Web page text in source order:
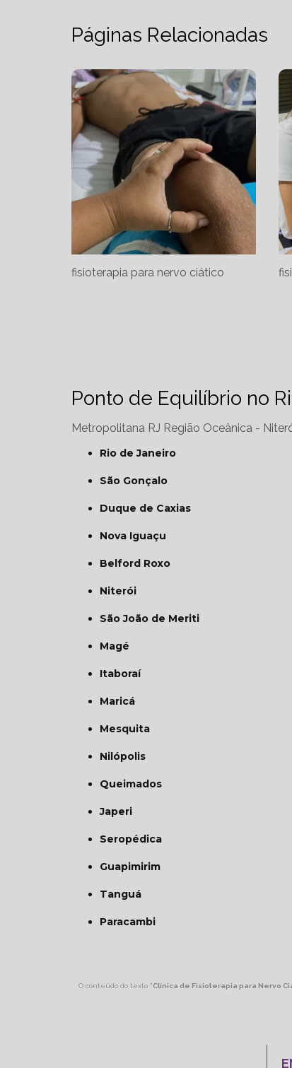
Páginas Relacionadas
fisioterapia para nervo ciático
Ponto de Equilíbrio no
Metropolitana RJ Região Oceânica -
Rio de Janeiro
São Gonçalo
Duque de Caxias
Nova Iguaçu
Belford Roxo
Niterói
São João de Meriti
Magé
Itaboraí
Maricá
Mesquita
Nilópolis
Queimados
Japeri
Seropédica
Guapimirim
Tanguá
Paracambi
O conteúdo do texto "Clínica de Fisioterapia para Nervo